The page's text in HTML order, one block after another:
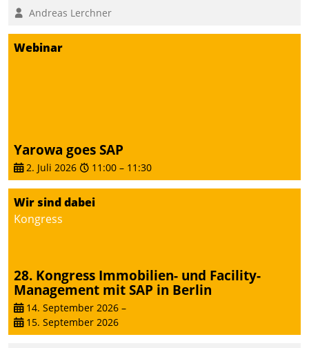
Andreas Lerchner
Webinar
Yarowa goes SAP
2. Juli 2026 11:00 – 11:30
Wir sind dabei
Kongress
28. Kongress Immobilien- und Facility-
Management mit SAP in Berlin
14. September 2026 –
15. September 2026